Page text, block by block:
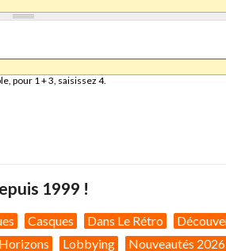
pour 1 + 3, saisissez 4.
1999 !
Casques Dans Le Rétro
Horizons Lobbying Nouveautés 2026